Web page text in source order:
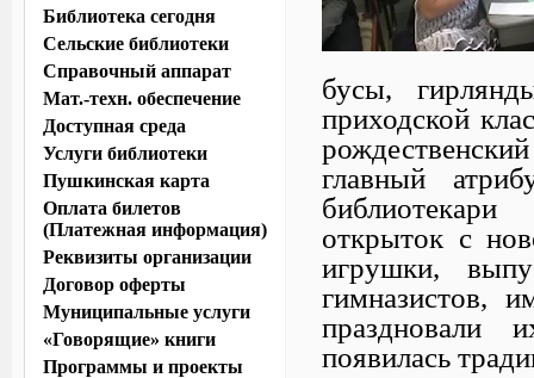
бусы,
приходской
главный
открыток с
игрушки,
гимназистов,
праздновали
появилась
Библиотека сегодня
Сельские библиотеки
Справочный аппарат
Мат.-техн. обеспечение
Доступная среда
Услуги библиотеки
Пушкинская карта
Оплата билетов
(Платежная информация)
Реквизиты организации
Договор оферты
Муниципальные услуги
«Говорящие» книги
Программы и проекты